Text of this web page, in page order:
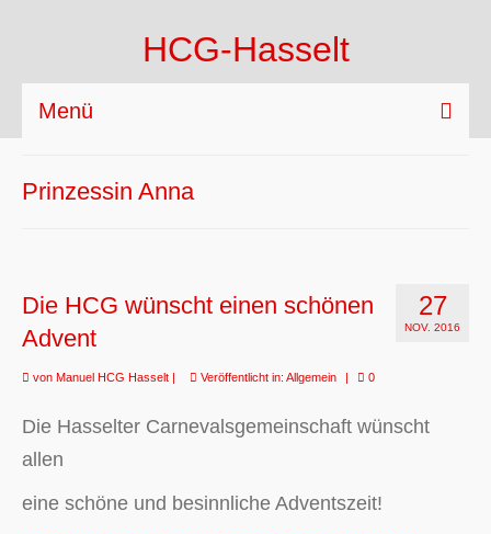
HCG-Hasselt
Menü
Tanzgruppen
Sponsoren
Prinzessin Anna
27
NOV. 2016
Die HCG wünscht einen schönen
Advent
von Manuel HCG Hasselt | Veröffentlicht in: Allgemein | 0
Die Hasselter Carnevalsgemeinschaft wünscht
allen
eine schöne und besinnliche Adventszeit!